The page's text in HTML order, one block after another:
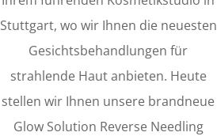
Stuttgart, wo wir Ihnen die neuesten
Gesichtsbehandlungen für
strahlende Haut anbieten. Heute
stellen wir Ihnen unsere brandneue
Glow Solution Reverse Needling